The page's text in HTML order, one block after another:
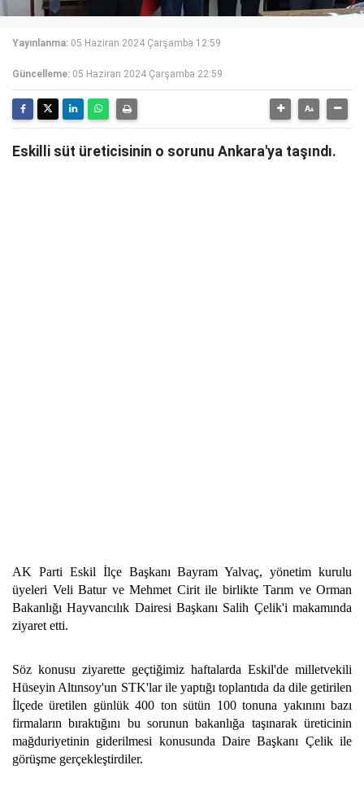
Yayınlanma: 05 Haziran 2024 Çarşamba 12:59
Güncelleme: 05 Haziran 2024 Çarşamba 22:59
Eskilli süt üreticisinin o sorunu Ankara'ya taşındı.
AK Parti Eskil İlçe Başkanı Bayram Yalvaç, yönetim kurulu
üyeleri Veli Batur ve Mehmet Cirit ile birlikte Tarım ve Orman
Bakanlığı Hayvancılık Dairesi Başkanı Salih Çelik'i makamında
ziyaret etti.
Söz konusu ziyarette geçtiğimiz haftalarda Eskil'de milletvekili
Hüseyin Altınsoy'un STK'lar ile yaptığı toplantıda da dile getirilen
İlçede üretilen günlük 400 ton sütün 100 tonuna yakınını bazı
firmaların bıraktığını bu sorunun bakanlığa taşınarak üreticinin
mağduriyetinin giderilmesi konusunda Daire Başkanı Çelik ile
görüşme gerçekleştirdiler.